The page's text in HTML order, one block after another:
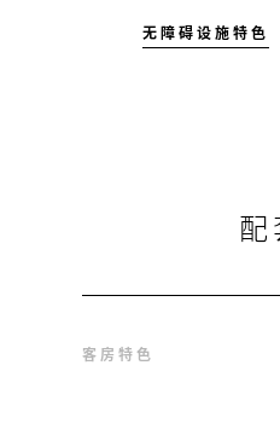
无障碍设施特色
客房特色